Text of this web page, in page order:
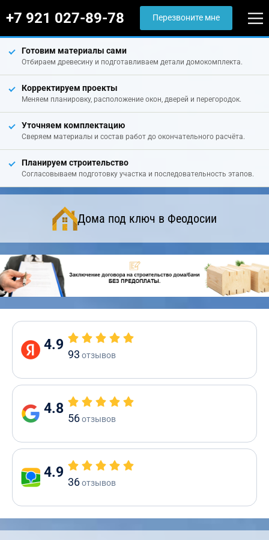
+7 921 027-89-78 Перезвоните мне
Готовим материалы сами
Отбираем древесину и подготавливаем детали домокомплекта.
Корректируем проекты
Меняем планировку, расположение окон, дверей и перегородок.
Уточняем комплектацию
Сверяем материалы и состав работ до окончательного расчёта.
Планируем строительство
Согласовываем подготовку участка и последовательность этапов.
Дома под ключ в Феодосии
4.9
93 отзывов
4.8
56отзывов
4.9
36отзывов